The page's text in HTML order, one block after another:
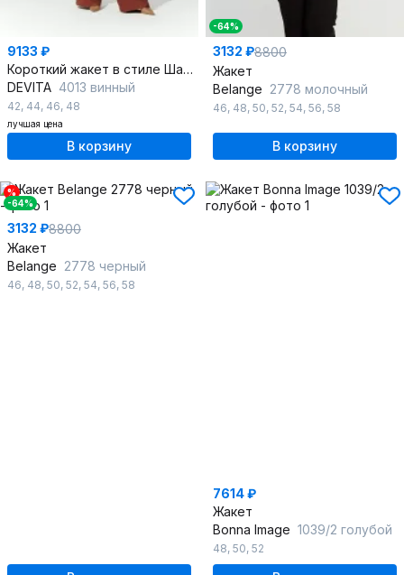
9133 ₽
Короткий жакет в стиле Шанель из текстиля для делового образа
DEVITA 4013 винный
42, 44, 46, 48
лучшая цена
В корзину
-64%
3132 ₽8800
Жакет
Belange 2778 молочный
46, 48, 50, 52, 54, 56, 58
В корзину
%
-64%
3132 ₽8800
Жакет
Belange 2778 черный
46, 48, 50, 52, 54, 56, 58
7614 ₽
Жакет
Bonna Image 1039/2 голубой
48, 50, 52